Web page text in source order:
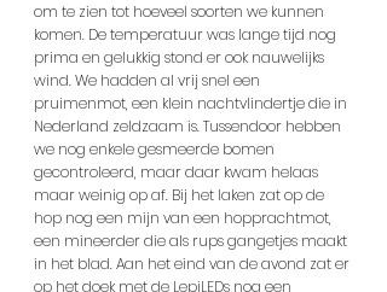
om te zien tot hoeveel soorten we kunnen
komen. De temperatuur was lange tijd nog
prima en gelukkig stond er ook nauwelijks
wind. We hadden al vrij snel een
pruimenmot, een klein nachtvlindertje die in
Nederland zeldzaam is. Tussendoor hebben
we nog enkele gesmeerde bomen
gecontroleerd, maar daar kwam helaas
maar weinig op af. Bij het laken zat op de
hop nog een mijn van een hopprachtmot,
een mineerder die als rups gangetjes maakt
in het blad. Aan het eind van de avond zat er
op het doek met de LepiLEDs nog een